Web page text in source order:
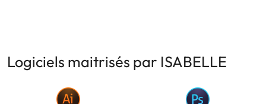
Logiciels maitrisés par ISABELLE